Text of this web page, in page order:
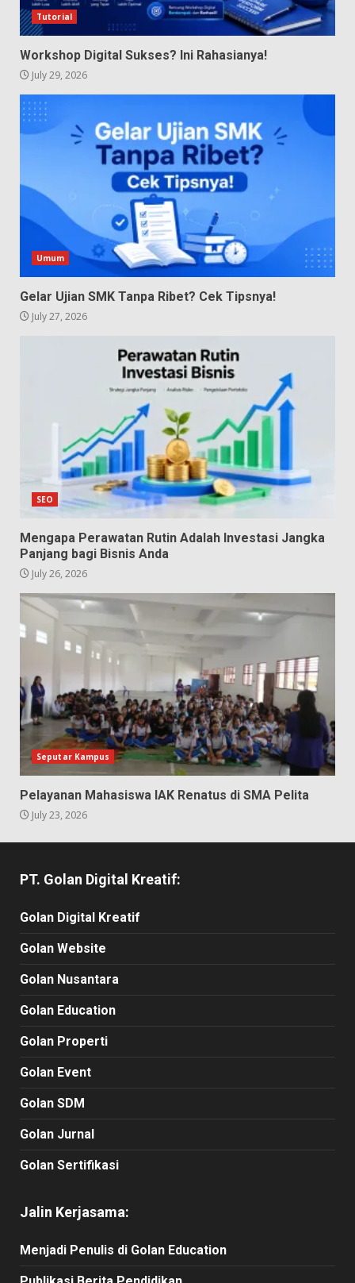
Tutorial
Workshop Digital Sukses? Ini Rahasianya!
July 29, 2026
Umum
Gelar Ujian SMK Tanpa Ribet? Cek Tipsnya!
July 27, 2026
SEO
Mengapa Perawatan Rutin Adalah Investasi Jangka
Panjang bagi Bisnis Anda
July 26, 2026
Seputar Kampus
Pelayanan Mahasiswa IAK Renatus di SMA Pelita
July 23, 2026
PT. Golan Digital Kreatif:
Golan Digital Kreatif
Golan Website
Golan Nusantara
Golan Education
Golan Properti
Golan Event
Golan SDM
Golan Jurnal
Golan Sertifikasi
Jalin Kerjasama:
Menjadi Penulis di Golan Education